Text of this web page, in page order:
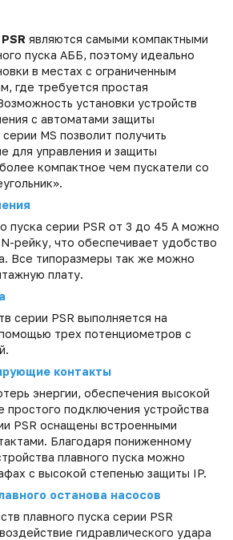
являются самыми компактными
пуска АББ, поэтому идеально
в местах с ограниченным
где требуется простая
установки устройств
с автоматами защиты
MS позволит получить
для управления и защиты
компактное чем пускатели со
пуска серии PSR от 3 до 45 A можно
рейку, что обеспечивает удобство
Все типоразмеры так же можно
плату.
серии PSR выполняется на
трех потенциометров с
контакты
энергии, обеспечения высокой
простого подключения устройства
PSR оснащены встроенными
Благодаря пониженному
плавного пуска можно
с высокой степенью защиты IP.
останова насосов
плавного пуска серии PSR
гидравлического удара